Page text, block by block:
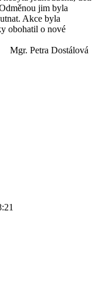
jim byla
Akce byla
obohatil o nové